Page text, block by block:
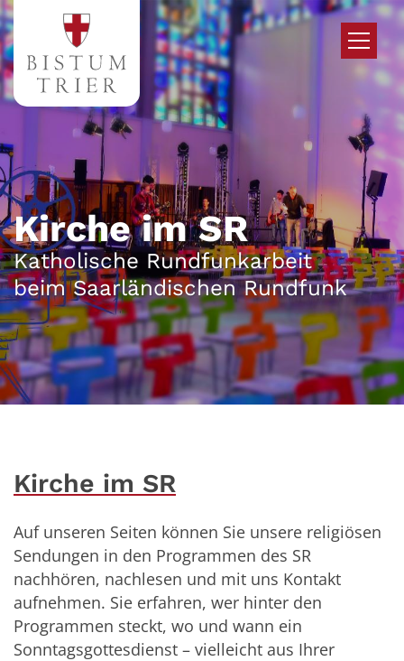
Zum Inhalt springen
Kirche im SR
Katholische Rundfunkarbeit
beim Saarländischen Rundfunk
Kirche im SR
Auf unseren Seiten können Sie unsere religiösen
Sendungen in den Programmen des SR
nachhören, nachlesen und mit uns Kontakt
aufnehmen. Sie erfahren, wer hinter den
Programmen steckt, wo und wann ein
Sonntagsgottesdienst – vielleicht aus Ihrer